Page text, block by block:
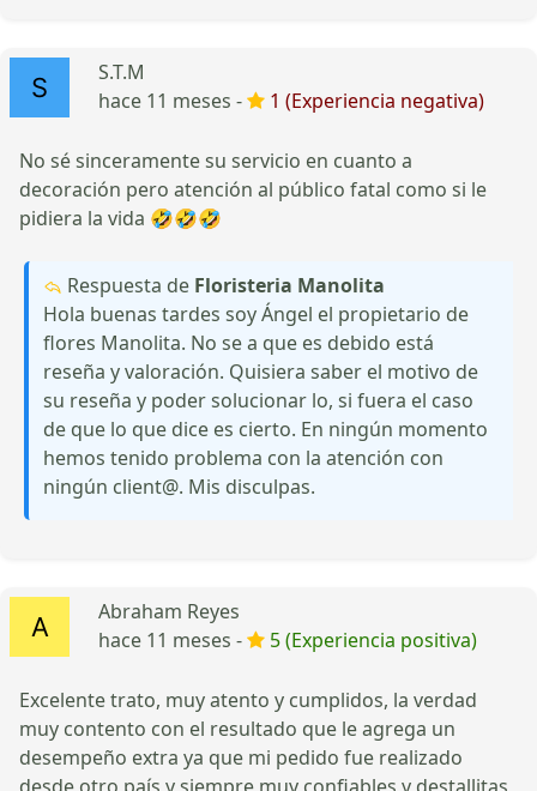
S.T.M
hace 11 meses -
1 (Experiencia negativa)
No sé sinceramente su servicio en cuanto a
decoración pero atención al público fatal como si le
pidiera la vida 🤣🤣🤣
Respuesta de Floristeria Manolita
Hola buenas tardes soy Ángel el propietario de
flores Manolita. No se a que es debido está
reseña y valoración. Quisiera saber el motivo de
su reseña y poder solucionar lo, si fuera el caso
de que lo que dice es cierto. En ningún momento
hemos tenido problema con la atención con
ningún client@. Mis disculpas.
Abraham Reyes
hace 11 meses -
5 (Experiencia positiva)
Excelente trato, muy atento y cumplidos, la verdad
muy contento con el resultado que le agrega un
desempeño extra ya que mi pedido fue realizado